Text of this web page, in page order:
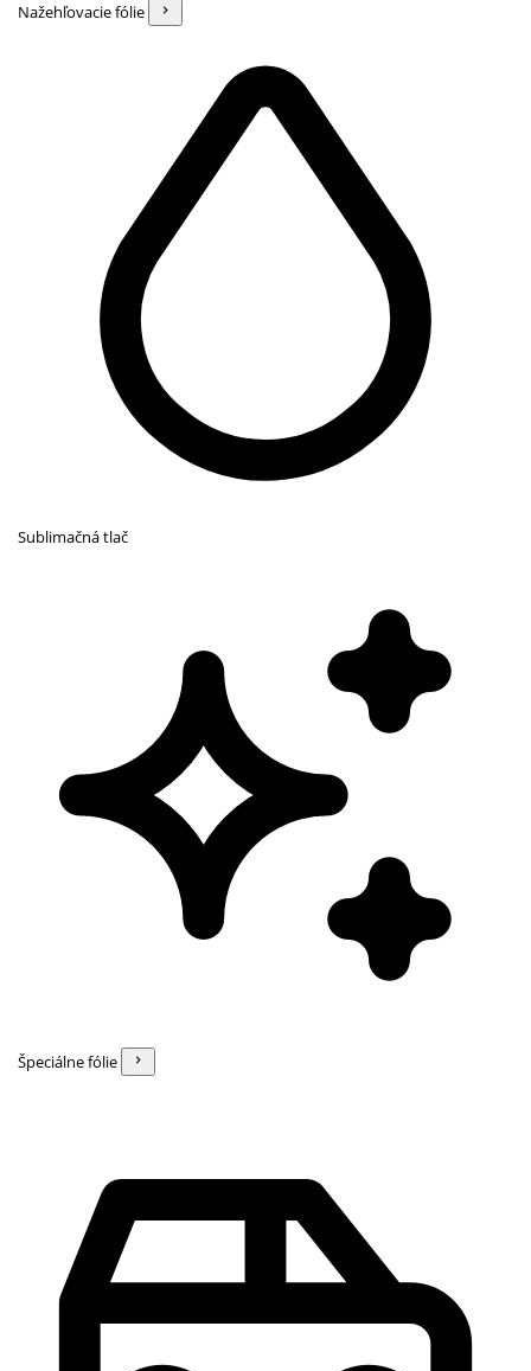
Nažehľovacie fólie
Sublimačná tlač
Špeciálne fólie